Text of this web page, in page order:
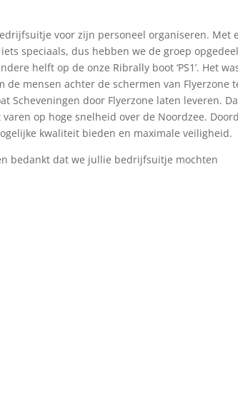
voor zijn personeel organiseren. Met
speciaals, dus hebben we de groep
helft op de onze Ribrally boot ‘PS1’. Het
mensen achter de schermen van Flyerzone
Scheveningen door Flyerzone laten leveren.
op hoge snelheid over de Noordzee.
kwaliteit bieden en maximale veiligheid.
bedankt dat we jullie bedrijfsuitje mochten